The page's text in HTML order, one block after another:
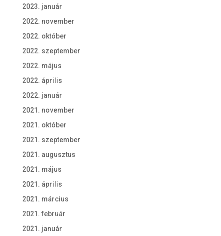
2023. január
2022. november
2022. október
2022. szeptember
2022. május
2022. április
2022. január
2021. november
2021. október
2021. szeptember
2021. augusztus
2021. május
2021. április
2021. március
2021. február
2021. január